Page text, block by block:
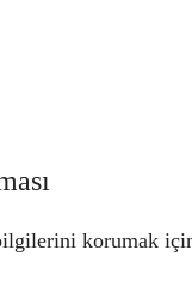
korumak için